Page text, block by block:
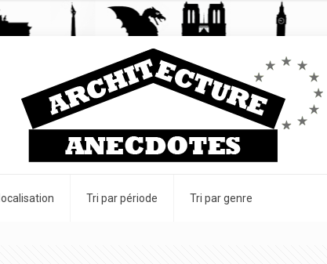
Tri par période Tri par genre